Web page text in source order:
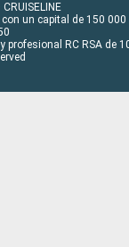
un capital de 150 000
RC RSA de